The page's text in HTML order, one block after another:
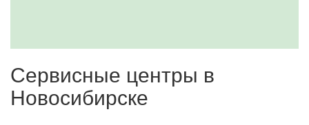
Сервисные центры в
Новосибирске